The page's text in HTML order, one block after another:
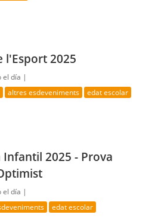
l'Esport 2025
el día |
altres esdeveniments
edat escolar
2025 - Prova
el día |
edat escolar